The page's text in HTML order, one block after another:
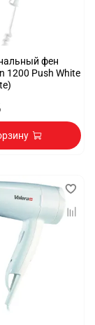
фен
1200 Push White